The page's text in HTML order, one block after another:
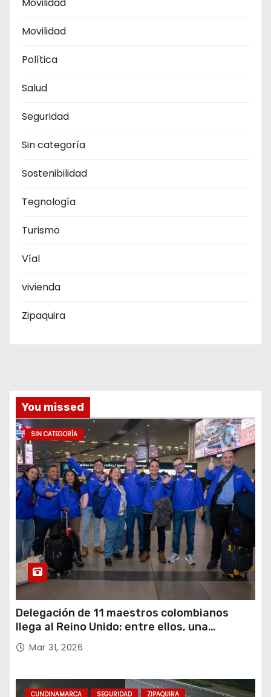
Movilidad
Política
Salud
Seguridad
Sin categoría
Sostenibilidad
Tegnología
Turismo
Víal
vivienda
Zipaquira
You missed
SIN CATEGORÍA
Delegación de 11 maestros colombianos
llega al Reino Unido: entre ellos, una
destacada profesora de Ubaté
Mar 31, 2026
CUNDINAMARCA SEGURIDAD ZIPAQUIRA